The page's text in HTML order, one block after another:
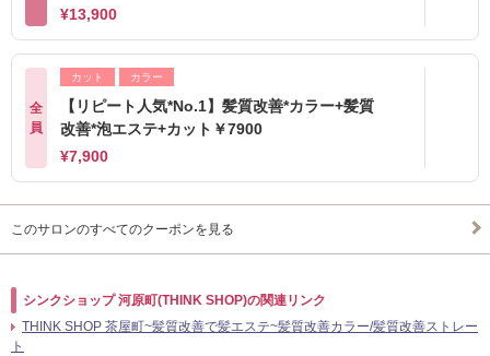
¥13,900
全
員
カット カラー
【リピート人気*No.1】髪質改善*カラー+髪質
改善*泡エステ+カット￥7900
¥7,900
このサロンのすべてのクーポンを見る
シンクショップ 河原町(THINK SHOP)の関連リンク
THINK SHOP 茶屋町~髪質改善で髪エステ~髪質改善カラー/髪質改善ストレー
ト